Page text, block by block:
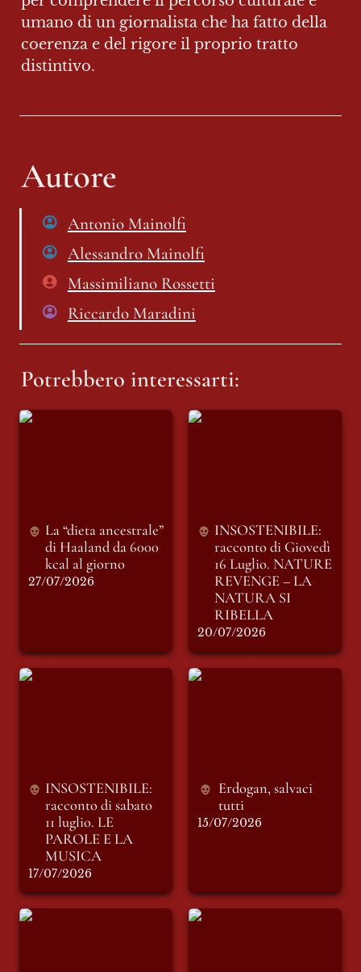
umano di un giornalista che ha fatto della
coerenza e del rigore il proprio tratto
distintivo.
Autore
Antonio Mainolfi
Alessandro Mainolfi
Massimiliano Rossetti
Riccardo Maradini
Potrebbero interessarti:
La “dieta ancestrale”
La “dieta ancestrale”
di Haaland da 6000
kcal al giorno
27/07/2026
INSOSTENIBILE:
INSOSTENIBILE:
racconto di Giovedì
16 Luglio. NATURE
REVENGE – LA
NATURA SI
RIBELLA
20/07/2026
INSOSTENIBILE:
INSOSTENIBILE:
racconto di sabato
11 luglio. LE
PAROLE E LA
MUSICA
17/07/2026
Erdogan, salvaci
Erdogan, salvaci
tutti
15/07/2026
LOTTO L-2698 Rabbiosa-mente